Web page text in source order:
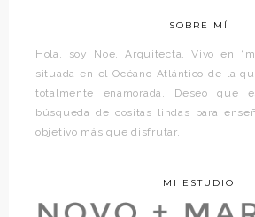
SOBRE MÍ
Hola, soy Noe. Arquitecta. Vivo en
situada en el Océano Atlántico de la
totalmente enamorada. Deseo que
búsqueda de cositas lindas para
objetivo más que disfrutar.
MI ESTUDIO